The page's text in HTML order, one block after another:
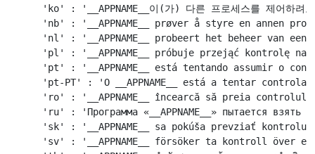
'ko' : '__APPNAME__이(가) 다른 프로세스를 제어하려
'nb' : '__APPNAME__ prøver å styre en annen
'nl' : '__APPNAME__ probeert het beheer van een
'pl' : '__APPNAME__ próbuje przejąć kontrolę
'pt' : '__APPNAME__ está tentando assumir o
'pt-PT' : 'O __APPNAME__ está a tentar
'ro' : '__APPNAME__ încearcă să preia controlul
'ru' : 'Программа «__APPNAME__» пытается взять
'sk' : '__APPNAME__ sa pokúša prevziať kontrolu
'sv' : '__APPNAME__ försöker ta kontroll över